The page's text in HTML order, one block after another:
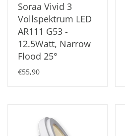
Soraa Vivid 3
Vollspektrum LED
AR111 G53 -
12.5Watt, Narrow
Flood 25°
€55,90